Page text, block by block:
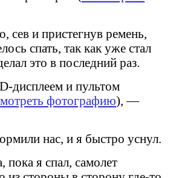
сев и пристегнув ремень,
спать, так как уже стал
это в последний раз.
дисплеем и пультом
фотографию), —
нас, и я быстро уснул.
пока я спал, самолет